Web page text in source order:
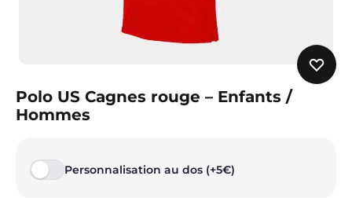
Polo US Cagnes rouge – Enfants /
Hommes
Personnalisation au dos (+5€)